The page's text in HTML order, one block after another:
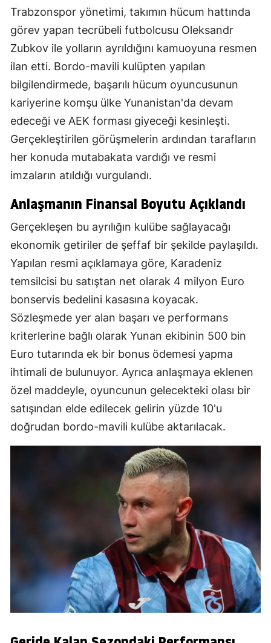
Trabzonspor yönetimi, takımın hücum hattında
görev yapan tecrübeli futbolcusu Oleksandr
Zubkov ile yolların ayrıldığını kamuoyuna resmen
ilan etti. Bordo-mavili kulüpten yapılan
bilgilendirmede, başarılı hücum oyuncusunun
kariyerine komşu ülke Yunanistan'da devam
edeceği ve AEK forması giyeceği kesinleşti.
Gerçekleştirilen görüşmelerin ardından tarafların
her konuda mutabakata vardığı ve resmi
imzaların atıldığı vurgulandı.
Anlaşmanın Finansal Boyutu Açıklandı
Gerçekleşen bu ayrılığın kulübe sağlayacağı
ekonomik getiriler de şeffaf bir şekilde paylaşıldı.
Yapılan resmi açıklamaya göre, Karadeniz
temsilcisi bu satıştan net olarak 4 milyon Euro
bonservis bedelini kasasına koyacak.
Sözleşmede yer alan başarı ve performans
kriterlerine bağlı olarak Yunan ekibinin 500 bin
Euro tutarında ek bir bonus ödemesi yapma
ihtimali de bulunuyor. Ayrıca anlaşmaya eklenen
özel maddeyle, oyuncunun gelecekteki olası bir
satışından elde edilecek gelirin yüzde 10'u
doğrudan bordo-mavili kulübe aktarılacak.